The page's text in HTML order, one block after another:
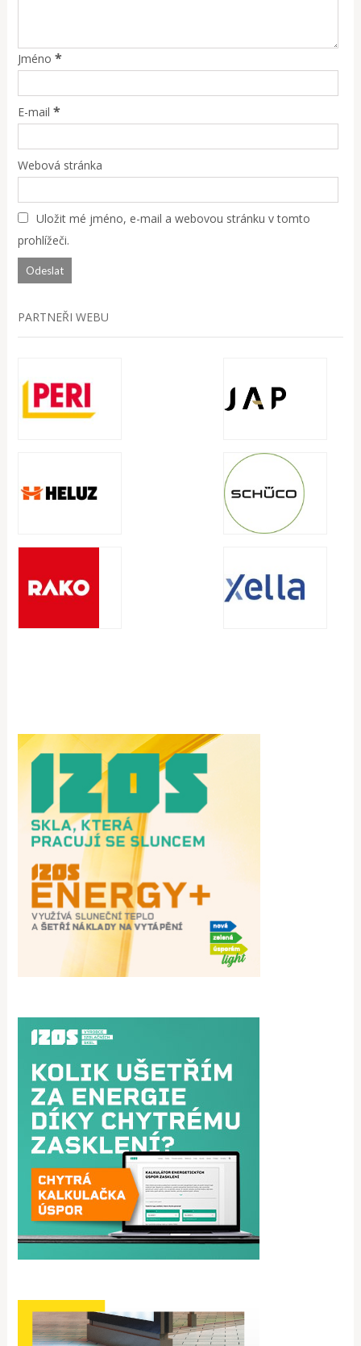
Jméno *
E-mail *
Webová stránka
Uložit mé jméno, e-mail a webovou stránku v tomto
prohlížeči.
PARTNEŘI WEBU